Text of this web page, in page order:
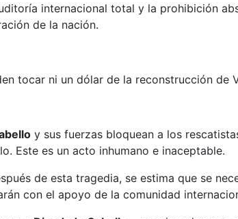
internacional total y la prohibición
de la nación.
tocar ni un dólar de la reconstrucción de
y sus fuerzas bloquean a los
Este es un acto inhumano e inaceptable.
de esta tragedia, se estima que se
con el apoyo de la comunidad